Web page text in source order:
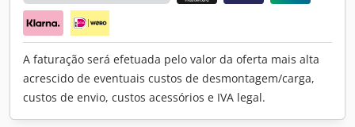
A faturação será efetuada pelo valor da oferta mais alta
acrescido de eventuais custos de desmontagem/carga,
custos de envio, custos acessórios e IVA legal.